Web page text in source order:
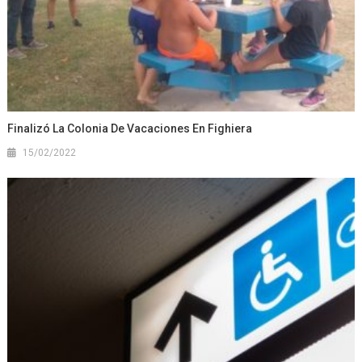
Finalizó La Colonia De Vacaciones En Fighiera
15/02/2022